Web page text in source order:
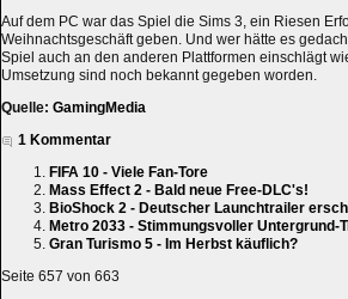
Auf dem PC war das Spiel die Sims 3, ein Riesen
Weihnachtsgeschäft geben. Und wer hätte es
Spiel auch an den anderen Plattformen einschlägt
Umsetzung sind noch bekannt gegeben worden.
Quelle: GamingMedia
1 Kommentar
FIFA 10 - Viele Fan-Tore
Mass Effect 2 - Bald neue Free-DLC's!
BioShock 2 - Deutscher Launchtrailer
Metro 2033 - Stimmungsvoller Untergrund-
Gran Turismo 5 - Im Herbst käuflich?
Seite 657 von 663